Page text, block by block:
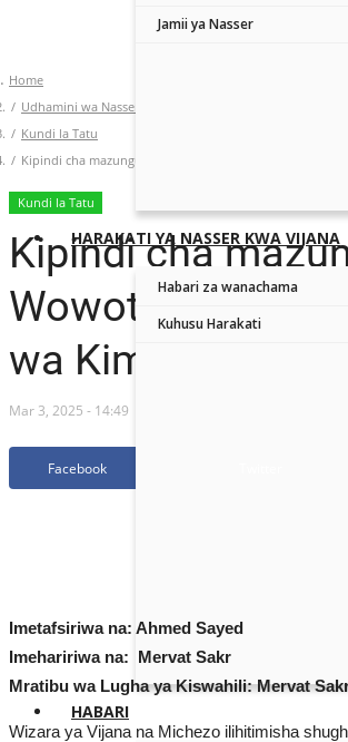
Jamii ya Nasser
HARAKATI YA NASSER KWA VIJANA
Habari za wanachama
Kuhusu Harakati
HABARI
Home
Udhamini wa Nasser
Kundi la Tatu
Kipindi cha mazungumzo kuhusu "Harakati ya
Kundi la Tatu
Kipindi cha
Wowote" katika
wa Kimataifa
Mar 3, 2025 - 14:49
Facebook
Imetafsiriwa na: Ahmed Sayed
Imehaririwa na: Mervat Sakr
Mratibu wa Lugha ya Kiswahili: Mervat
Wizara ya Vijana na Michezo ilihitimisha